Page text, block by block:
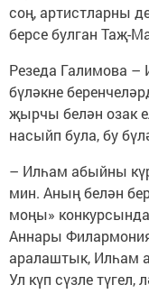
соң, артистларны
берсе булган Таҗ-
Резеда Галимова
бүләкне
җырчы белән озак
насыйп була, бу
– Илһам абыйны
мин. Аның белән
моңы»
Аннары
аралаштык, Илһам
Ул күп сүзле түгел,